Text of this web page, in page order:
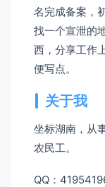
名完成备案，
找一个宣泄的
西，分享工作
便写点。
关于我
坐标湖南，从
农民工。
QQ：